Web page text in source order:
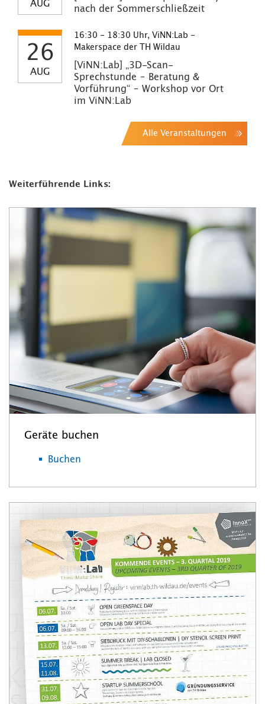
AUG
nach der Sommerschließzeit
26
AUG
16:30 - 18:30 Uhr, ViNN:Lab -
Makerspace der TH Wildau
[ViNN:Lab] „3D-Scan-
Sprechstunde – Beratung &
Vorführung“ – Workshop vor Ort
im ViNN:Lab
Alle Veranstaltungen
Weiterführende Links:
Geräte buchen
Buchen